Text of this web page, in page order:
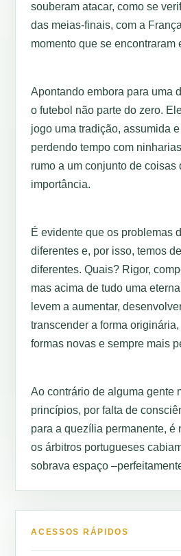
souberam atacar, como se
das meias-finais, com a
momento que se encontraram
Apontando embora para uma
o futebol não parte do zero.
jogo uma tradição, assumida
perdendo tempo com
rumo a um conjunto de coisas
importância.
É evidente que os problemas
diferentes e, por isso, temos
diferentes. Quais? Rigor,
mas acima de tudo uma
levem a aumentar,
transcender a forma
formas novas e sempre mais
Ao contrário de alguma gente
princípios, por falta de
para a quezília permanente, é
os árbitros portugueses
sobrava espaço
ACESSOS RÁPIDOS